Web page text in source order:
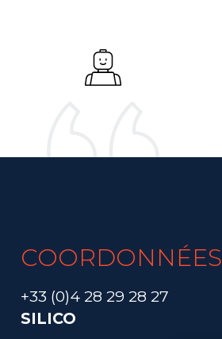
COORDONNÉES
+33 (0)4 28 29 28 27
SILICO